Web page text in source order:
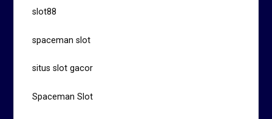
slot88
spaceman slot
situs slot gacor
Spaceman Slot